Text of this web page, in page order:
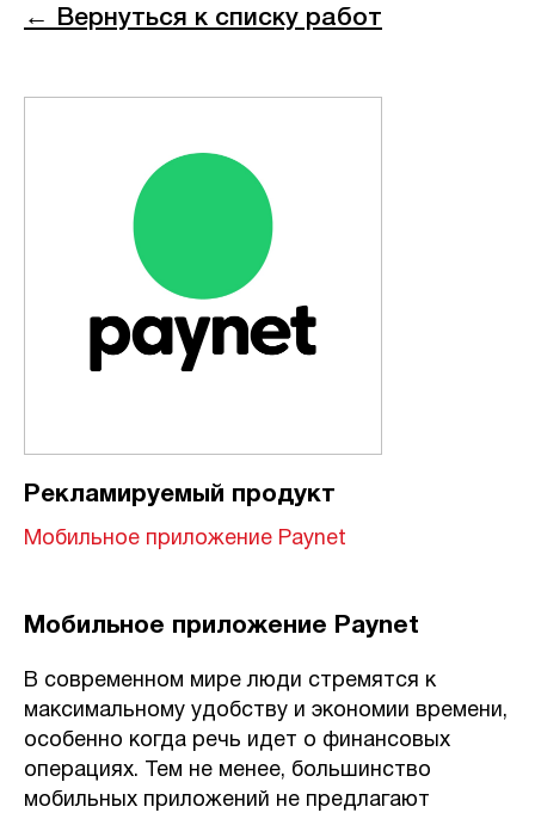
← Вернуться к списку работ
Рекламируемый продукт
Мобильное приложение Paynet
Мобильное приложение Paynet
В современном мире люди стремятся к
максимальному удобству и экономии времени,
особенно когда речь идет о финансовых
операциях. Тем не менее, большинство
мобильных приложений не предлагают